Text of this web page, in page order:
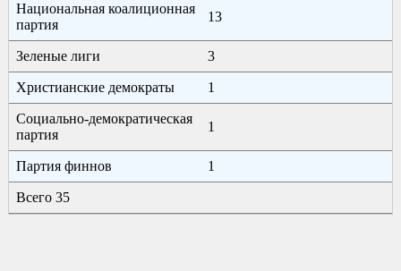
Национальная коалиционная
партия
13
Зеленые лиги 3
Христианские демократы 1
Социально-демократическая
партия
1
Партия финнов 1
Всего 35